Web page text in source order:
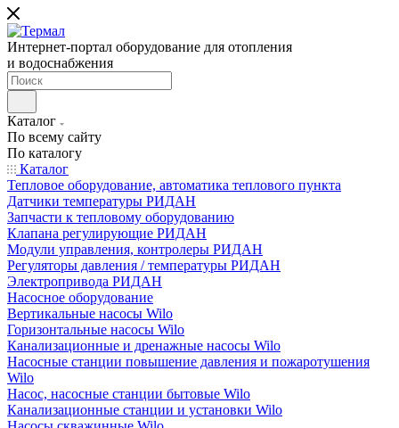
Интернет-портал оборудование для отопления
и водоснабжения
Каталог
По всему сайту
По каталогу
Каталог
Тепловое оборудование, автоматика теплового пункта
Датчики температуры РИДАН
Запчасти к тепловому оборудованию
Клапана регулирующие РИДАН
Модули управления, контролеры РИДАН
Регуляторы давления / температуры РИДАН
Электропривода РИДАН
Насосное оборудование
Вертикальные насосы Wilo
Горизонтальные насосы Wilo
Канализационные и дренажные насосы Wilo
Насосные станции повышение давления и пожаротушения
Wilo
Насос, насосные станции бытовые Wilo
Канализационные станции и установки Wilo